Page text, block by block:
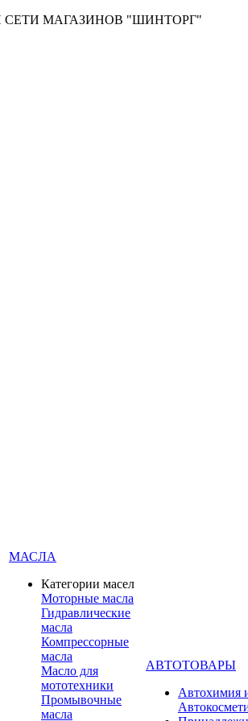
СЕТИ МАГАЗИНОВ "ШИНТОРГ"
МАСЛА
Категории масел
Моторные масла
Гидравлические
масла
Компрессорные
масла
Масло для
мототехники
Промывочные
масла
АВТОТОВАРЫ
Автохимия